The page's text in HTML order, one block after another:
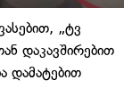
„ტვ
დაკავშირებით
დამატებით